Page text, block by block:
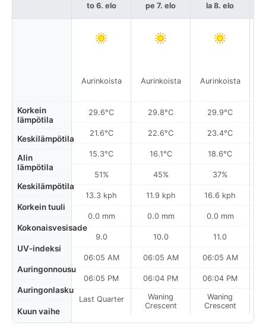
Korkein
lämpötila
Keskilämpötila
Alin
lämpötila
Keskilämpötila
Korkein tuuli
Kokonaisvesisade
UV-indeksi
Auringonnousu
Auringonlasku
Kuun vaihe
to 6. elo
Aurinkoista
29.6°C
21.6°C
15.3°C
51%
13.3 kph
0.0 mm
9.0
06:05 AM
06:05 PM
Last Quarter
pe 7. elo
Aurinkoista
29.8°C
22.6°C
16.1°C
45%
11.9 kph
0.0 mm
10.0
06:05 AM
06:04 PM
Waning
Crescent
la 8. elo
Aurinkoista
29.9°C
23.4°C
18.6°C
37%
16.6 kph
0.0 mm
11.0
06:05 AM
06:04 PM
Waning
Crescent